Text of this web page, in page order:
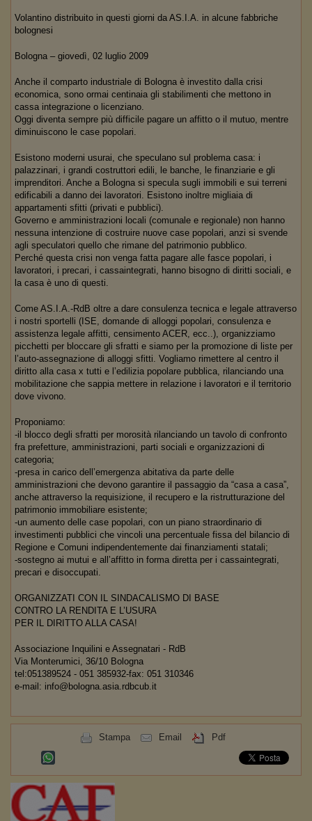
Volantino distribuito in questi giorni da AS.I.A. in alcune fabbriche
bolognesi
Bologna – giovedì, 02 luglio 2009
Anche il comparto industriale di Bologna è investito dalla crisi
economica, sono ormai centinaia gli stabilimenti che mettono in
cassa integrazione o licenziano.
Oggi diventa sempre più difficile pagare un affitto o il mutuo, mentre
diminuiscono le case popolari.
Esistono moderni usurai, che speculano sul problema casa: i
palazzinari, i grandi costruttori edili, le banche, le finanziarie e gli
imprenditori. Anche a Bologna si specula sugli immobili e sui terreni
edificabili a danno dei lavoratori. Esistono inoltre migliaia di
appartamenti sfitti (privati e pubblici).
Governo e amministrazioni locali (comunale e regionale) non hanno
nessuna intenzione di costruire nuove case popolari, anzi si svende
agli speculatori quello che rimane del patrimonio pubblico.
Perché questa crisi non venga fatta pagare alle fasce popolari, i
lavoratori, i precari, i cassaintegrati, hanno bisogno di diritti sociali, e
la casa è uno di questi.
Come AS.I.A.-RdB oltre a dare consulenza tecnica e legale attraverso
i nostri sportelli (ISE, domande di alloggi popolari, consulenza e
assistenza legale affitti, censimento ACER, ecc..), organizziamo
picchetti per bloccare gli sfratti e siamo per la promozione di liste per
l’auto-assegnazione di alloggi sfitti. Vogliamo rimettere al centro il
diritto alla casa x tutti e l’edilizia popolare pubblica, rilanciando una
mobilitazione che sappia mettere in relazione i lavoratori e il territorio
dove vivono.
Proponiamo:
-il blocco degli sfratti per morosità rilanciando un tavolo di confronto
fra prefetture, amministrazioni, parti sociali e organizzazioni di
categoria;
-presa in carico dell’emergenza abitativa da parte delle
amministrazioni che devono garantire il passaggio da “casa a casa”,
anche attraverso la requisizione, il recupero e la ristrutturazione del
patrimonio immobiliare esistente;
-un aumento delle case popolari, con un piano straordinario di
investimenti pubblici che vincoli una percentuale fissa del bilancio di
Regione e Comuni indipendentemente dai finanziamenti statali;
-sostegno ai mutui e all’affitto in forma diretta per i cassaintegrati,
precari e disoccupati.
ORGANIZZATI CON IL SINDACALISMO DI BASE
CONTRO LA RENDITA E L’USURA
PER IL DIRITTO ALLA CASA!
Associazione Inquilini e Assegnatari - RdB
Via Monterumici, 36/10 Bologna
tel:051389524 - 051 385932-fax: 051 310346
e-mail: info@bologna.asia.rdbcub.it
Stampa Email Pdf